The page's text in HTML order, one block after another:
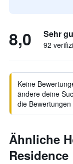
8,0 Sehr
92
Keine
ändere deine
die
Ähnliche
Residence